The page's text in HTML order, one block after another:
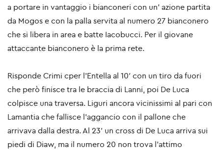
a portare in vantaggio i bianconeri con un' azione partita
da Mogos e con la palla servita al numero 27 bianconero
che si libera in area e batte Iacobucci. Per il giovane
attaccante bianconero è la prima rete.
Risponde Crimi cper l’Entella al 10′ con un tiro da fuori
che però finisce tra le braccia di Lanni, poi De Luca
colpisce una traversa. Liguri ancora vicinissimi al pari con
Lamantia che fallisce l’aggancio con il pallone che
arrivava dalla destra. Al 23′ un cross di De Luca arriva sui
piedi di Diaw, ma il numero 20 non trova l'attimo